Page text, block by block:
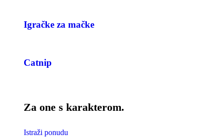
Igračke za mačke
Catnip
Za one s karakterom.
Istraži ponudu